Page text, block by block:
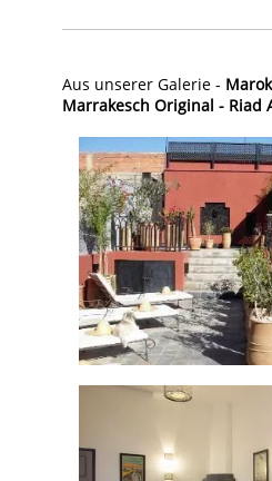
Aus unserer Galerie -
Marrakesch Original - Riad